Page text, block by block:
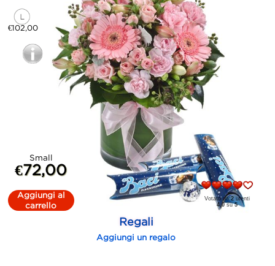
€102,00
Small
€72,00
Aggiungi al
carrello
Votato da:2 utenti
4.0su5
Regali
Aggiungi un regalo